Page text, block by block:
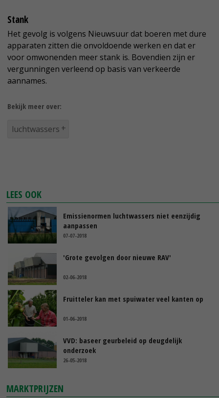
Stank
Het gevolg is volgens Nieuwsuur dat boeren met dure
apparaten zitten die onvoldoende werken en dat er
voor omwonenden meer stank is. Bovendien zijn er
vergunningen verleend op basis van verkeerde
aannames.
Bekijk meer over:
luchtwassers
LEES OOK
Emissienormen luchtwassers niet eenzijdig
aanpassen
07-07-2018
'Grote gevolgen door nieuwe RAV'
02-06-2018
Fruitteler kan met spuiwater veel kanten op
01-06-2018
VVD: baseer geurbeleid op deugdelijk
onderzoek
26-05-2018
MARKTPRIJZEN